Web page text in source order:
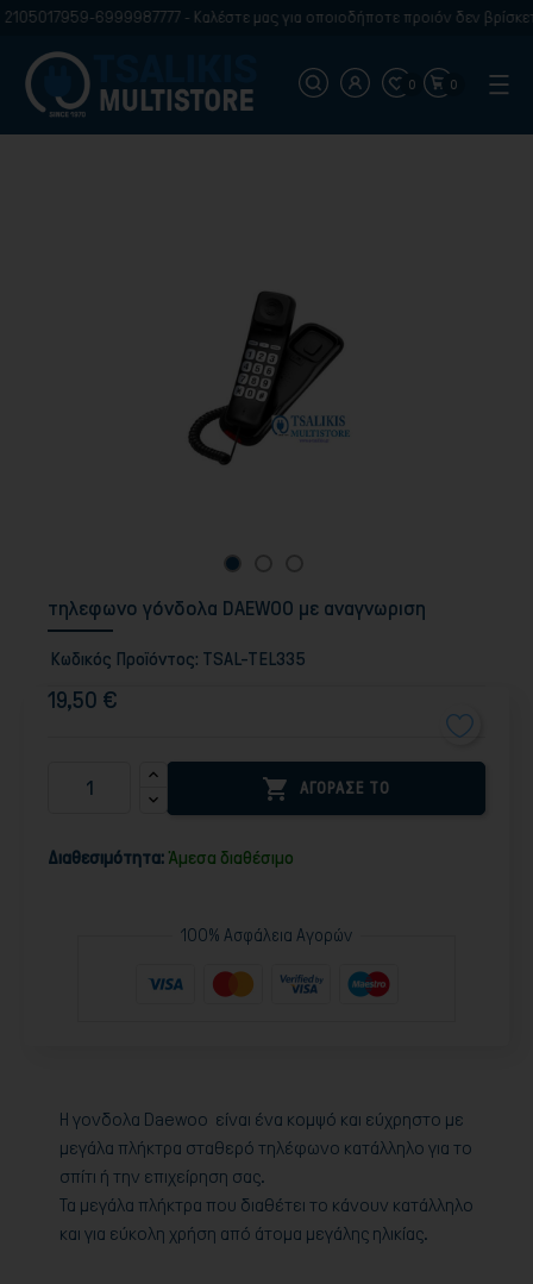
6999987777 - Καλέστε μας για οποιοδήποτε προιόν δεν
0 0
τηλεφωνο γόνδολα DAEWOO με αναγνωριση
Κωδικός Προϊόντος: TSAL-TEL335
19,50 €
 ΑΓΟΡΑΣΕ ΤΟ
Διαθεσιμότητα: Άμεσα διαθέσιμο
100% Ασφάλεια Αγορών
H γονδολα Daewoo είναι ένα κομψό και εύχρηστο με
μεγάλα πλήκτρα σταθερό τηλέφωνο κατάλληλο για το
σπίτι ή την επιχείρηση σας.
Τα μεγάλα πλήκτρα που διαθέτει το κάνουν κατάλληλο
και για εύκολη χρήση από άτομα μεγάλης ηλικίας.